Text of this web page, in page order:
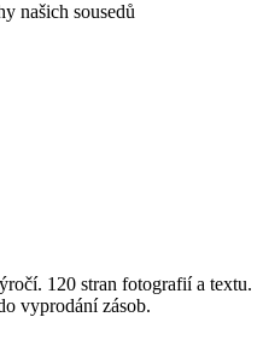
našich sousedů
120 stran fotografií a textu.
vyprodání zásob.